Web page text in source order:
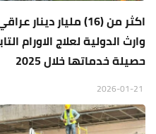
وارث الدولية لعلاج الاورام
حصيلة خدماتها خلال 2025